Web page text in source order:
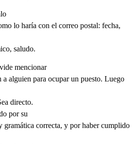
lo haría con el correo postal: fecha,
saludo.
mencionar
a alguien para ocupar un puesto. Luego
directo.
por su
gramática correcta, y por haber cumplido